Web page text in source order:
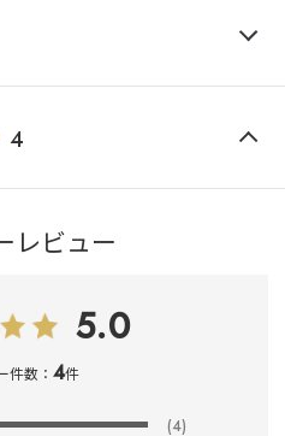
4
レビュー
5.0
件数： 4件
(4)